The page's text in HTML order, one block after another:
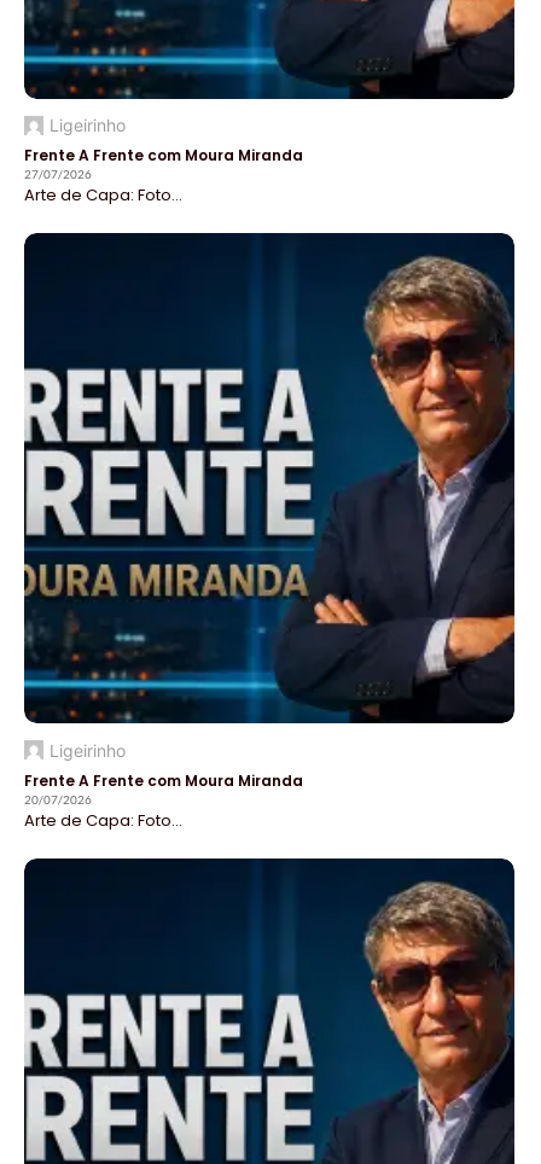
Ligeirinho
Frente A Frente com Moura Miranda
27/07/2026
Arte de Capa: Foto...
Ligeirinho
Frente A Frente com Moura Miranda
20/07/2026
Arte de Capa: Foto...